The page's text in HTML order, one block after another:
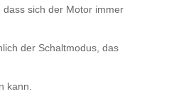
sich der Motor immer
der Schaltmodus, das
kann.